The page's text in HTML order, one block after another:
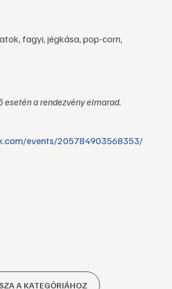
fagyi, jégkása, pop-corn,
esetén a rendezvény elmarad.
events/205784903568353/
A KATEGÓRIÁHOZ